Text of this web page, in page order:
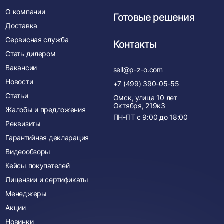
О компании
Доставка
Сервисная служба
Стать дилером
Вакансии
Новости
Статьи
Жалобы и предложения
Реквизиты
Гарантийная декларация
Видеообзоры
Кейсы покупателей
Лицензии и сертификаты
Менеджеры
Акции
Новинки
Готовые решения
Контакты
sell@p-z-o.com
+7 (499) 390-05-55
Омск, улица 10 лет
Октября, 219к3
ПН-ПТ с 9:00 до 18:00